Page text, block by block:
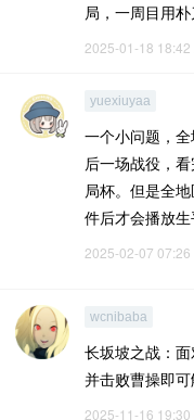
局，一周目用
2025-01-18 18:42
yuexiuyaa
一个小问题，
后一场战役，
局杯。但是全
件后才会播放生
2025-02-07 07:26
wcnibaba
长坂坡之战‌：
并击败曹操即
2025-11-16 19:30